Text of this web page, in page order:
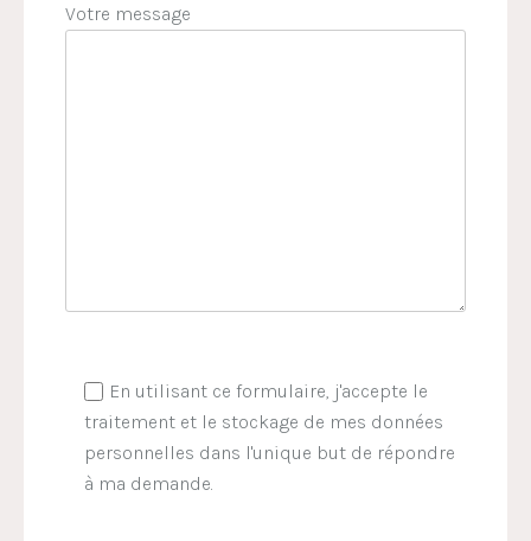
Votre message
En utilisant ce formulaire, j'accepte le
traitement et le stockage de mes données
personnelles dans l'unique but de répondre
à ma demande.